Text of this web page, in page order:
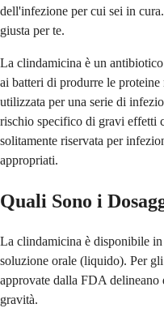
dell'infezione per cui sei in
giusta per te.
La clindamicina è un
ai batteri di produrre le proteine
utilizzata per una serie di
rischio specifico di gravi effetti
solitamente riservata per
appropriati.
Quali Sono i
La clindamicina è disponibile
soluzione orale (liquido). Per
approvate dalla FDA
gravità.